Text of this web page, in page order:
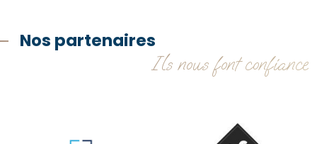
Nos partenaires
Ils nous font confiance